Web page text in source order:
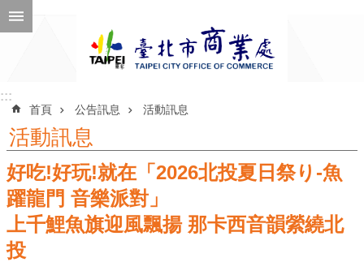
跳到主要內容區塊
公
告
訊
息
::::::
首頁 公告訊息 活動訊息
活動訊息
好吃!好玩!就在「2026北投夏日祭り-魚
躍龍門 音樂派對」
上千鯉魚旗迎風飄揚 那卡西音韻縈繞北
投